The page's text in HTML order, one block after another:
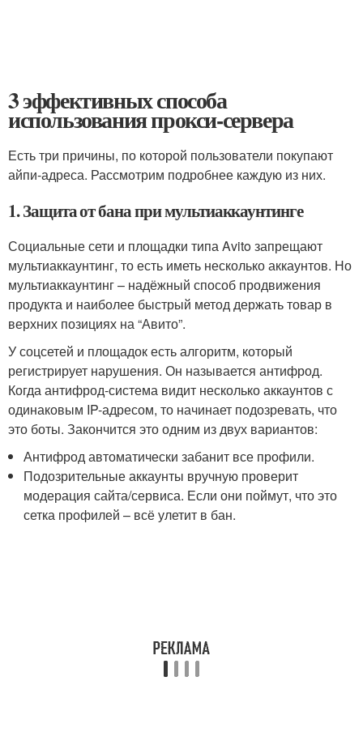
3 эффективных способа
использования прокси-сервера
Есть три причины, по которой пользователи покупают
айпи-адреса. Рассмотрим подробнее каждую из них.
1. Защита от бана при мультиаккаунтинге
Социальные сети и площадки типа Avito запрещают
мультиаккаунтинг, то есть иметь несколько аккаунтов. Но
мультиаккаунтинг – надёжный способ продвижения
продукта и наиболее быстрый метод держать товар в
верхних позициях на “Авито”.
У соцсетей и площадок есть алгоритм, который
регистрирует нарушения. Он называется антифрод.
Когда антифрод-система видит несколько аккаунтов с
одинаковым IP-адресом, то начинает подозревать, что
это боты. Закончится это одним из двух вариантов:
Антифрод автоматически забанит все профили.
Подозрительные аккаунты вручную проверит
модерация сайта/сервиса. Если они поймут, что это
сетка профилей – всё улетит в бан.